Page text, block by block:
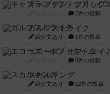
キャプテン・フリップ
2件の投稿
ガルフストライク
紹介文あり 1件の投稿
エコーズ・オブ・タイ
8件の投稿
スカルキング
紹介文あり 12件の投稿